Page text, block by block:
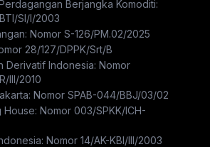
Berjangka Komoditi:
SI/I/2003
Nomor S-126/PM.02/2025
28/127/DPPK/Srt/B
Derivatif Indonesia: Nomor
III/2010
Nomor SPAB-044/BBJ/03/02
Nomor 003/SPKK/ICH-
Nomor 14/AK-KBI/III/2003